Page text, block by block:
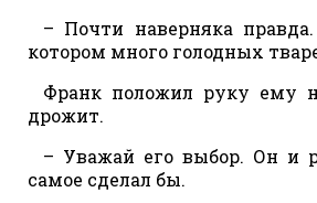
– Почти наверняка
котором много голодных
Франк положил руку ему
дрожит.
– Уважай его выбор. Он и
самое сделал бы.